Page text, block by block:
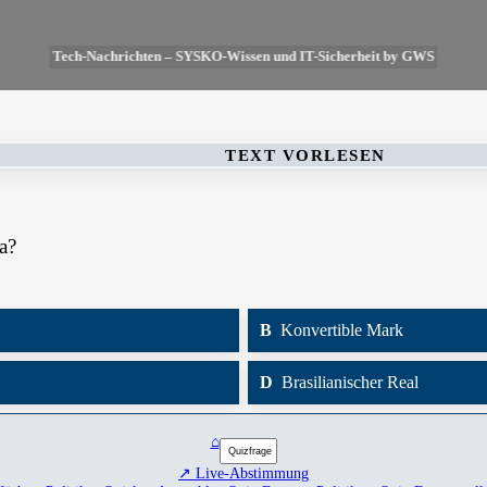
Tech-Nachrichten – SYSKO-Wissen und IT-Sicherheit by GWS
TEXT VORLESEN
B Konvertible Mark
D Brasilianischer Real
⌂
↗ Live-Abstimmung